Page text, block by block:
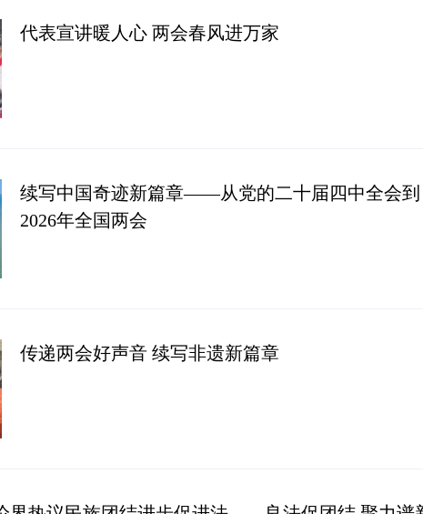
代表宣讲暖人心 两会春风进万家
续写中国奇迹新篇章——从党的二十届四中全会到
2026年全国两会
传递两会好声音 续写非遗新篇章